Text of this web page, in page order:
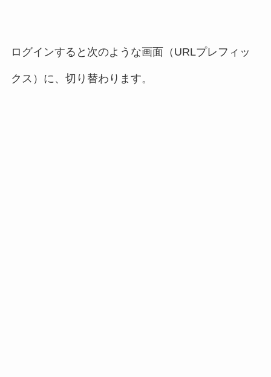
ログインすると次のような画面（URLプレフィッ
クス）に、切り替わります。